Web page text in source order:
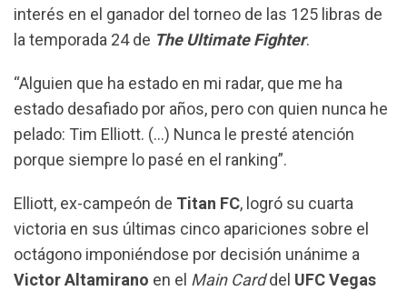
interés en el ganador del torneo de las 125 libras de
la temporada 24 de The Ultimate Fighter.
“Alguien que ha estado en mi radar, que me ha
estado desafiado por años, pero con quien nunca he
pelado: Tim Elliott. (…) Nunca le presté atención
porque siempre lo pasé en el ranking”.
Elliott, ex-campeón de Titan FC, logró su cuarta
victoria en sus últimas cinco apariciones sobre el
octágono imponiéndose por decisión unánime a
Victor Altamirano en el Main Carddel UFC Vegas